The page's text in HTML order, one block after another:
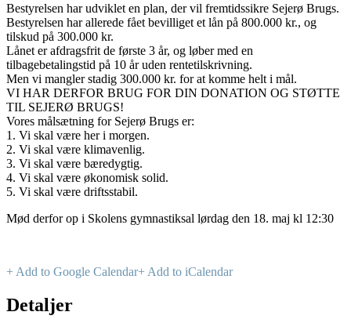
Bestyrelsen har udviklet en plan, der vil fremtidssikre Sejerø Brugs.
Bestyrelsen har allerede fået bevilliget et lån på 800.000 kr., og
tilskud på 300.000 kr.
Lånet er afdragsfrit de første 3 år, og løber med en
tilbagebetalingstid på 10 år uden rentetilskrivning.
Men vi mangler stadig 300.000 kr. for at komme helt i mål.
VI HAR DERFOR BRUG FOR DIN DONATION OG STØTTE
TIL SEJERØ BRUGS!
Vores målsætning for Sejerø Brugs er:
1. Vi skal være her i morgen.
2. Vi skal være klimavenlig.
3. Vi skal være bæredygtig.
4. Vi skal være økonomisk solid.
5. Vi skal være driftsstabil.
Mød derfor op i Skolens gymnastiksal lørdag den 18. maj kl 12:30
+ Add to Google Calendar+ Add to iCalendar
Detaljer